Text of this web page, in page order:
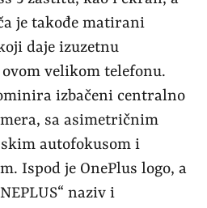
je takođe matirani
daje izuzetnu
velikom telefonu.
izbačeni centralno
sa asimetričnim
autofokusom i
Ispod je OnePlus logo, a
naziv i